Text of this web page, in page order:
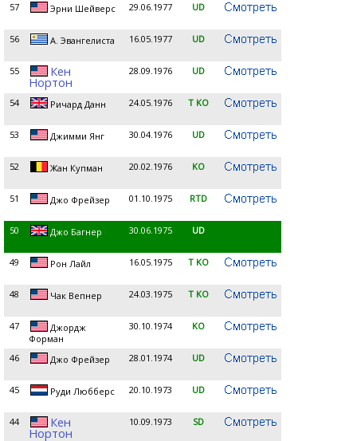
57 Эрни Шейверс 29.06.1977 UD
56 А. Эвангелиста 16.05.1977 UD
55 Кен
Нортон
28.09.1976 UD
54 Ричард Данн 24.05.1976 T KO
53 Джимми Янг 30.04.1976 UD
52 Жан Купман 20.02.1976 KO
51 Джо Фрейзер 01.10.1975 RTD
50 Джо Багнер 30.06.1975 UD
49 Рон Лайл 16.05.1975 T KO
48 Чак Вепнер 24.03.1975 T KO
47
Джордж
Форман
30.10.1974 KO
46 Джо Фрейзер 28.01.1974 UD
45 Руди Любберс 20.10.1973 UD
44 Кен
Нортон
10.09.1973 SD